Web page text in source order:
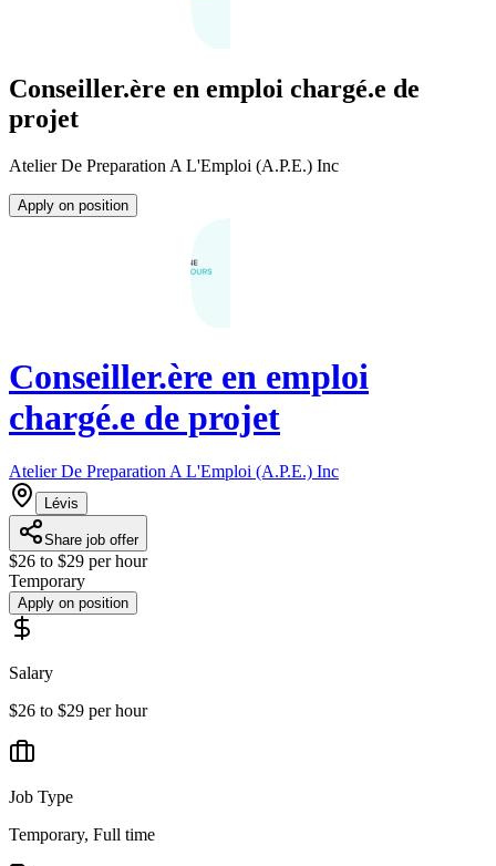
Conseiller.ère en emploi chargé.e de
projet
Atelier De Preparation A L'Emploi (A.P.E.) Inc
Apply on position
Conseiller.ère en emploi
chargé.e de projet
Atelier De Preparation A L'Emploi (A.P.E.) Inc
Lévis
Share job offer
$26 to $29 per hour
Temporary
Apply on position
Salary
$26 to $29 per hour
Job Type
Temporary, Full time